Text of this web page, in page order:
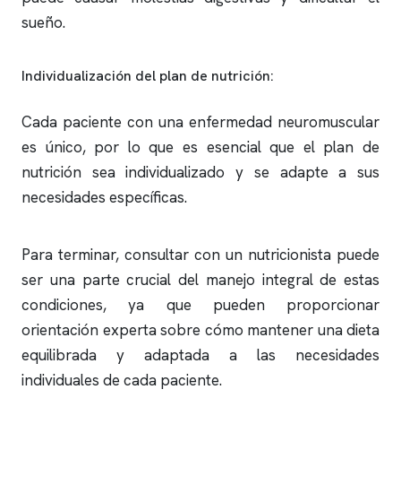
sueño.
Individualización del plan de nutrición:
Cada paciente con una enfermedad neuromuscular
es único, por lo que es esencial que el plan de
nutrición sea individualizado y se adapte a sus
necesidades específicas.
Para terminar, consultar con un nutricionista puede
ser una parte crucial del manejo integral de estas
condiciones, ya que pueden proporcionar
orientación experta sobre cómo mantener una dieta
equilibrada y adaptada a las necesidades
individuales de cada paciente.